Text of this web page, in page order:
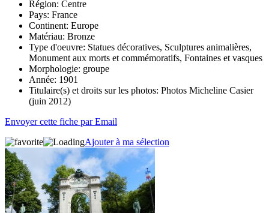
Région: Centre
Pays: France
Continent: Europe
Matériau: Bronze
Type d'oeuvre: Statues décoratives, Sculptures animalières,
Monument aux morts et commémoratifs, Fontaines et vasques
Morphologie: groupe
Année: 1901
Titulaire(s) et droits sur les photos: Photos Micheline Casier
(juin 2012)
Envoyer cette fiche par Email
Ajouter à ma sélection